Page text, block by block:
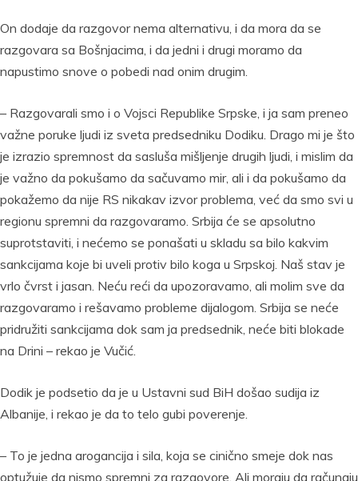
On dodaje da razgovor nema alternativu, i da mora da se
razgovara sa Bošnjacima, i da jedni i drugi moramo da
napustimo snove o pobedi nad onim drugim.
– Razgovarali smo i o Vojsci Republike Srpske, i ja sam preneo
važne poruke ljudi iz sveta predsedniku Dodiku. Drago mi je što
je izrazio spremnost da sasluša mišljenje drugih ljudi, i mislim da
je važno da pokušamo da sačuvamo mir, ali i da pokušamo da
pokažemo da nije RS nikakav izvor problema, već da smo svi u
regionu spremni da razgovaramo. Srbija će se apsolutno
suprotstaviti, i nećemo se ponašati u skladu sa bilo kakvim
sankcijama koje bi uveli protiv bilo koga u Srpskoj. Naš stav je
vrlo čvrst i jasan. Neću reći da upozoravamo, ali molim sve da
razgovaramo i rešavamo probleme dijalogom. Srbija se neće
pridružiti sankcijama dok sam ja predsednik, neće biti blokade
na Drini – rekao je Vučić.
Dodik je podsetio da je u Ustavni sud BiH došao sudija iz
Albanije, i rekao je da to telo gubi poverenje.
– To je jedna arogancija i sila, koja se cinično smeje dok nas
optužuje da nismo spremni za razgovore. Ali moraju da računaju